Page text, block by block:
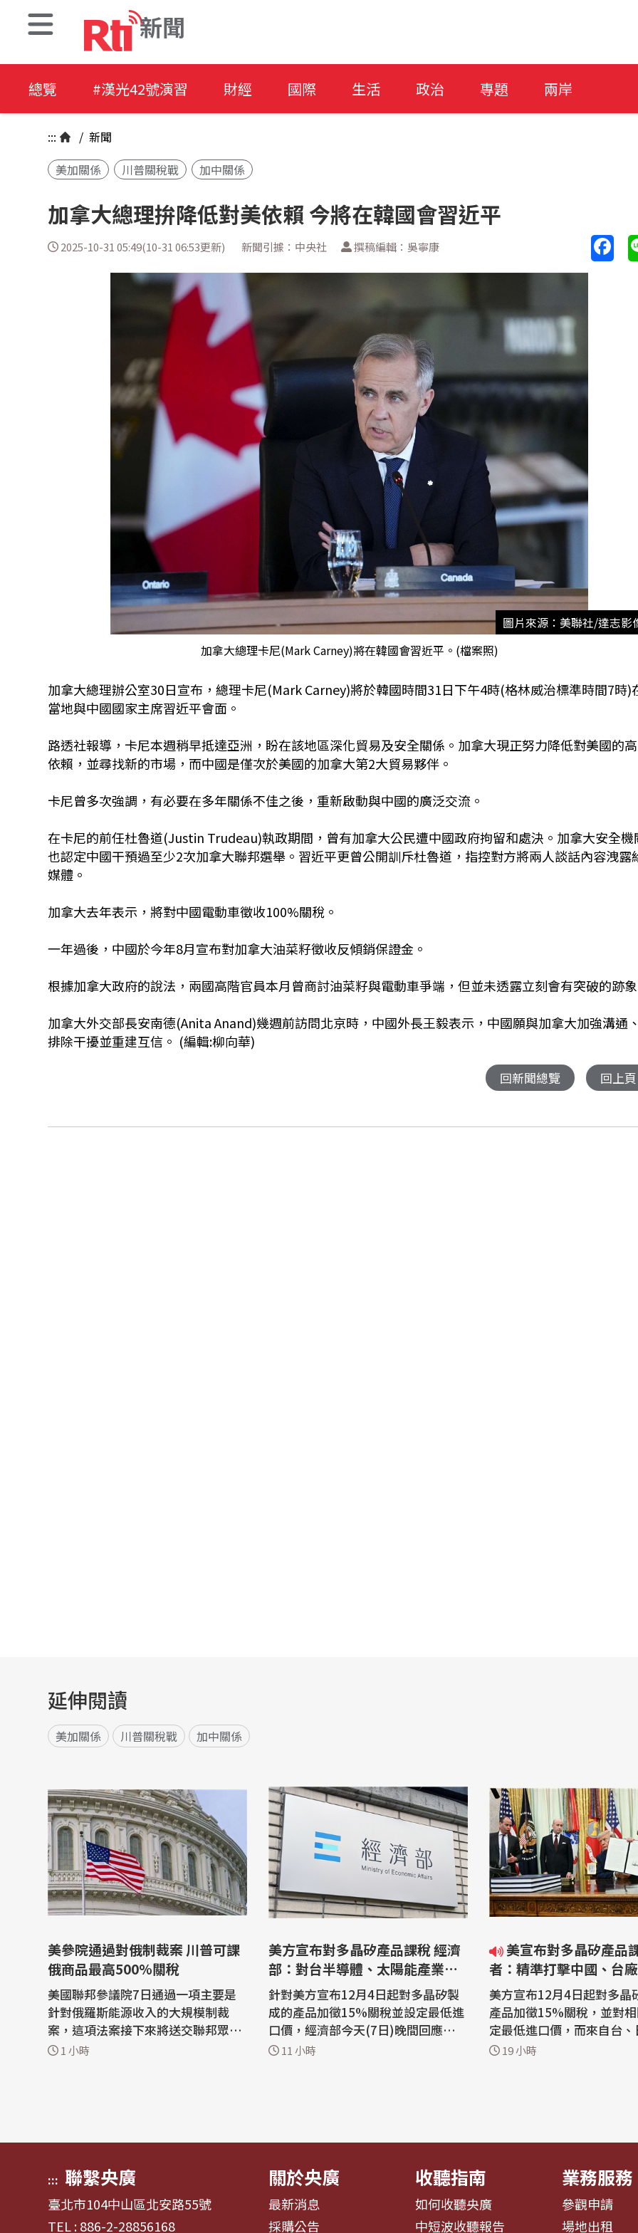
新聞
總覽 #漢光42號演習 財經 國際 生活 政治 專題 兩岸
::: / 新聞
美加關係
川普關稅戰 加中關係
加拿大總理拚降低對美依賴 今將在韓國會習近平
2025-10-31 05:49(10-31 06:53更新) 新聞引據：中央社 撰稿編輯：吳寧康
圖片來源：美聯社/達志影
加拿大總理卡尼(Mark Carney)將在韓國會習近平。(檔案照)
加拿大總理辦公室30日宣布，總理卡尼(Mark Carney)將於韓國時間31日下午4時(格林威治標準時間7時)
當地與中國國家主席習近平會面。
路透社報導，卡尼本週稍早抵達亞洲，盼在該地區深化貿易及安全關係。加拿大現正努力降低對美國的
依賴，並尋找新的市場，而中國是僅次於美國的加拿大第2大貿易夥伴。
卡尼曾多次強調，有必要在多年關係不佳之後，重新啟動與中國的廣泛交流。
在卡尼的前任杜魯道(Justin Trudeau)執政期間，曾有加拿大公民遭中國政府拘留和處決。加拿大安全機
也認定中國干預過至少2次加拿大聯邦選舉。習近平更曾公開訓斥杜魯道，指控對方將兩人談話內容洩露
媒體。
加拿大去年表示，將對中國電動車徵收100%關稅。
一年過後，中國於今年8月宣布對加拿大油菜籽徵收反傾銷保證金。
根據加拿大政府的說法，兩國高階官員本月曾商討油菜籽與電動車爭端，但並未透露立刻會有突破的跡
加拿大外交部長安南德(Anita Anand)幾週前訪問北京時，中國外長王毅表示，中國願與加拿大加強溝通
排除干擾並重建互信。 (編輯:柳向華)
回新聞總覽 回上頁
延伸閱讀
美加關係 川普關稅戰 加中關係
美參院通過對俄制裁案 川普可課
俄商品最高500%關稅
美國聯邦參議院7日通過一項主要是
針對俄羅斯能源收入的大規模制裁
案，這項法案接下來將送交聯邦眾議
院審議，但因國會目前進入夏季休會
1 小時
美方宣布對多晶矽產品課稅 經濟
部：對台半導體、太陽能產業衝
擊有限
針對美方宣布12月4日起對多晶矽製
成的產品加徵15%關稅並設定最低進
口價，經濟部今天(7日)晚間回應，對
產業衝擊有限。經濟部分析，在半導
11 小時
美宣布對多晶矽產品課稅 學
者：精準打擊中國、台
限
美方宣布12月4日起對多晶
產品加徵15%關稅，並對
定最低進口價，而來自台
歐盟產品適用稅率與海關
19 小時
::: 聯繫央廣
臺北市104中山區北安路55號
TEL : 886-2-28856168
關於央廣
最新消息
採購公告
收聽指南
如何收聽央廣
中短波收聽報告
業務服務
參觀申請
場地出租